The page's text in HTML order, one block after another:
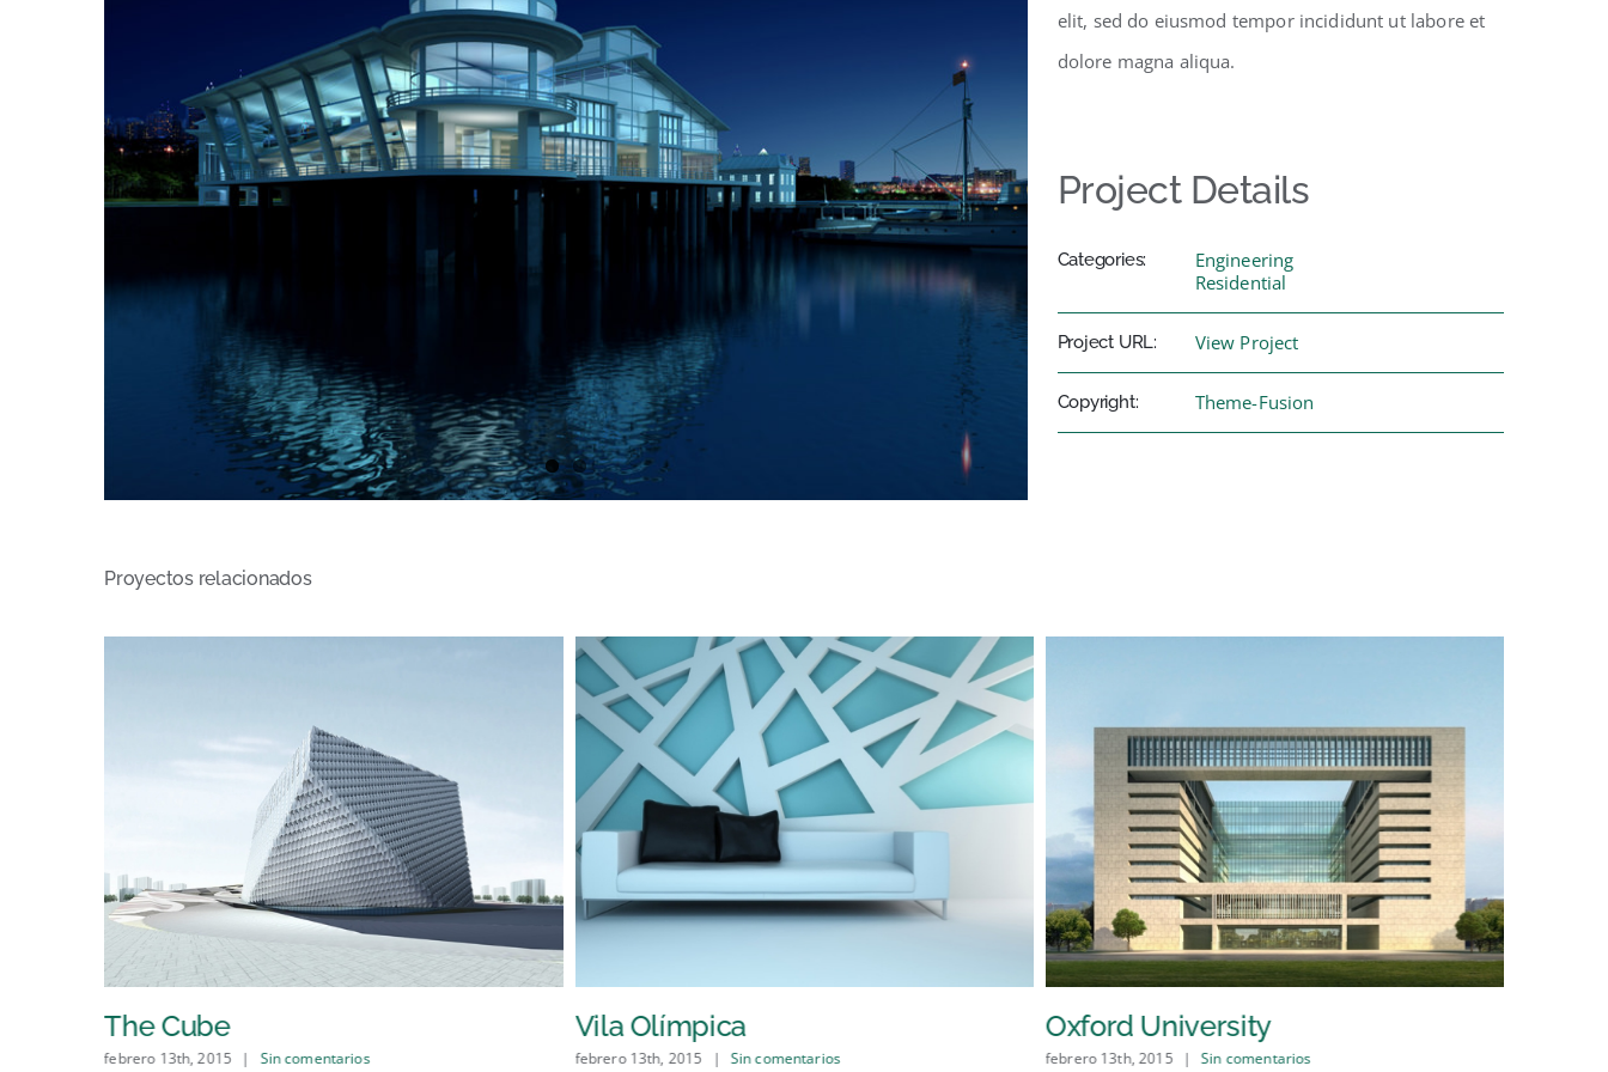
elit, sed do eiusmod tempor incididunt ut labore et
dolore magna aliqua.
Project Details
Categories:
Engineering
Residential
Project URL: View Project
Copyright: Theme-Fusion
Proyectos relacionados
The Cube
febrero 13th, 2015 | Sin comentarios
Vila Olímpica
febrero 13th, 2015 | Sin comentarios
Oxford University
febrero 13th, 2015 | Sin comentarios